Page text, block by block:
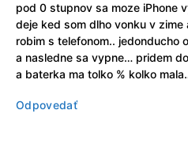
pod 0 stupnov sa moze iPhone
deje ked som dlho vonku v
robim s telefonom.. jedonducho
a nasledne sa vypne… pridem
a baterka ma tolko % kolko
Odpovedať